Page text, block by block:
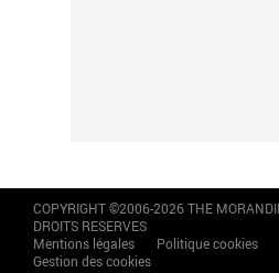
COPYRIGHT ©2006-2026 THE
DROITS RESERVES
Mentions légales
Politique cookies
Gestion des cookies